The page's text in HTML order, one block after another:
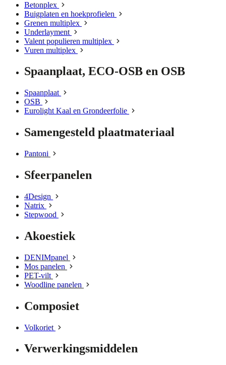
Betonplex
Buigplaten en hoekprofielen
Grenen multiplex
Underlayment
Valent populieren multiplex
Vuren multiplex
Spaanplaat, ECO-OSB en OSB
Spaanplaat
OSB
Eurolight Kaal en Grondeerfolie
Samengesteld plaatmateriaal
Pantoni
Sfeerpanelen
4Design
Natrix
Stepwood
Akoestiek
DENIMpanel
Mos panelen
PET-vilt
Woodline panelen
Composiet
Volkoriet
Verwerkingsmiddelen